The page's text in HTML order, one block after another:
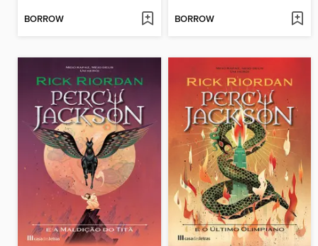
BORROW BORROW